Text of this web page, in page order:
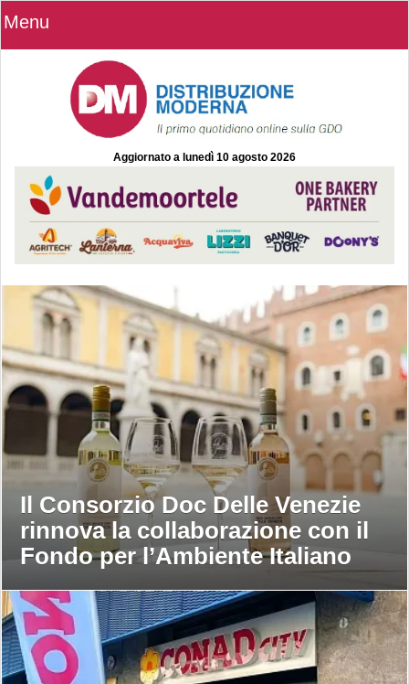
Menu
Aggiornato a lunedì 10 agosto 2026
Il Consorzio Doc Delle Venezie
rinnova la collaborazione con il
Fondo per l’Ambiente Italiano